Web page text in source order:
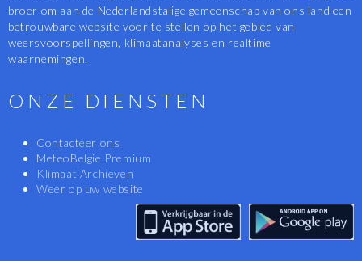
broer om aan de Nederlandstalige gemeenschap van ons land een
betrouwbare website voor te stellen op het gebied van
weersvoorspellingen, klimaatanalyses en realtime
waarnemingen.
ONZE DIENSTEN
Contacteer ons
MeteoBelgie Premium
Klimaat Archieven
Weer op uw website